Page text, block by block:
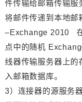
件传输给邮箱传输服
将邮件传递到本地邮
–Exchange 2010
点中的随机
线器传输服务器上的
入邮箱数据库。
3）连接器的源服务